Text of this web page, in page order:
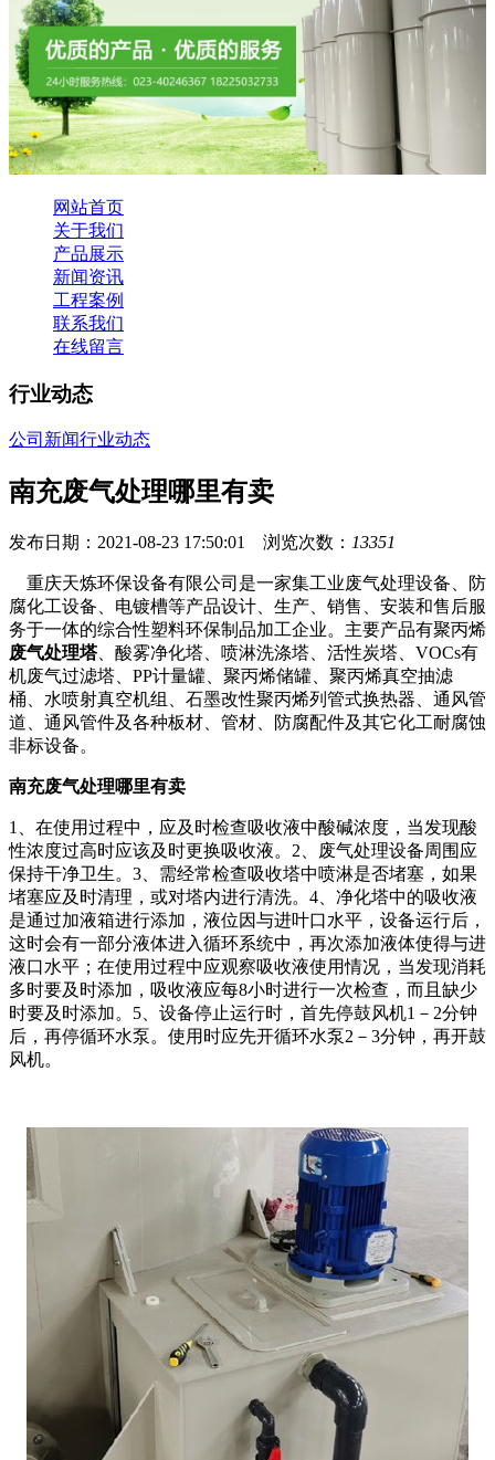
网站首页
关于我们
产品展示
新闻资讯
工程案例
联系我们
在线留言
行业动态
公司新闻行业动态
南充废气处理哪里有卖
发布日期：2021-08-23 17:50:01 浏览次数： 13351
重庆天炼环保设备有限公司是一家集工业废气处理设备、防
腐化工设备、电镀槽等产品设计、生产、销售、安装和售后服
务于一体的综合性塑料环保制品加工企业。主要产品有聚丙烯
废气处理塔、酸雾净化塔、喷淋洗涤塔、活性炭塔、VOCs有
机废气过滤塔、PP计量罐、聚丙烯储罐、聚丙烯真空抽滤
桶、水喷射真空机组、石墨改性聚丙烯列管式换热器、通风管
道、通风管件及各种板材、管材、防腐配件及其它化工耐腐蚀
非标设备。
南充废气处理哪里有卖
1、在使用过程中，应及时检查吸收液中酸碱浓度，当发现酸
性浓度过高时应该及时更换吸收液。2、废气处理设备周围应
保持干净卫生。3、需经常检查吸收塔中喷淋是否堵塞，如果
堵塞应及时清理，或对塔内进行清洗。4、净化塔中的吸收液
是通过加液箱进行添加，液位因与进叶口水平，设备运行后，
这时会有一部分液体进入循环系统中，再次添加液体使得与进
液口水平；在使用过程中应观察吸收液使用情况，当发现消耗
多时要及时添加，吸收液应每8小时进行一次检查，而且缺少
时要及时添加。5、设备停止运行时，首先停鼓风机1－2分钟
后，再停循环水泵。使用时应先开循环水泵2－3分钟，再开鼓
风机。